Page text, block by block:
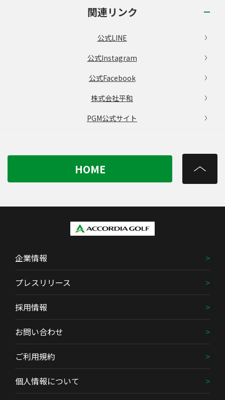
関連リンク
公式LINE
公式Instagram
公式Facebook
株式会社平和
PGM公式サイト
HOME
企業情報
プレスリリース
採用情報
お問い合わせ
ご利用規約
個人情報について